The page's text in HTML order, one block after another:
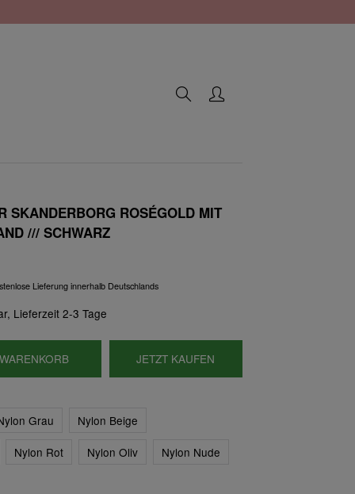
SKANDERBORG ROSÉGOLD MIT
/// SCHWARZ
Lieferung innerhalb Deutschlands
Lieferzeit 2-3 Tage
WARENKORB JETZT KAUFEN
Grau
Nylon Beige
Nylon Rot Nylon Oliv
Nylon Nude